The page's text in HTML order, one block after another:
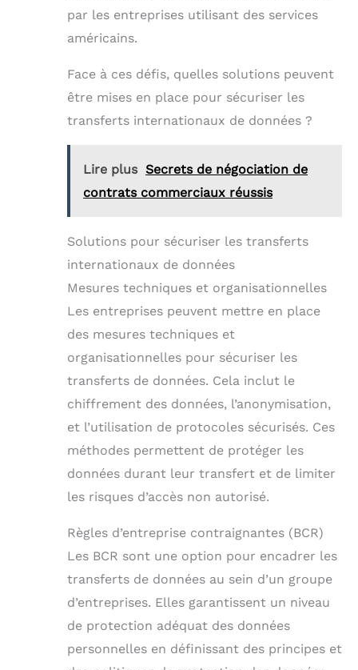
par les entreprises utilisant des services
américains.
Face à ces défis, quelles solutions peuvent
être mises en place pour sécuriser les
transferts internationaux de données ?
Lire plus Secrets de négociation de
contrats commerciaux réussis
Solutions pour sécuriser les transferts
internationaux de données
Mesures techniques et organisationnelles
Les entreprises peuvent mettre en place
des mesures techniques et
organisationnelles pour sécuriser les
transferts de données. Cela inclut le
chiffrement des données, l’anonymisation,
et l’utilisation de protocoles sécurisés. Ces
méthodes permettent de protéger les
données durant leur transfert et de limiter
les risques d’accès non autorisé.
Règles d’entreprise contraignantes (BCR)
Les BCR sont une option pour encadrer les
transferts de données au sein d’un groupe
d’entreprises. Elles garantissent un niveau
de protection adéquat des données
personnelles en définissant des principes et